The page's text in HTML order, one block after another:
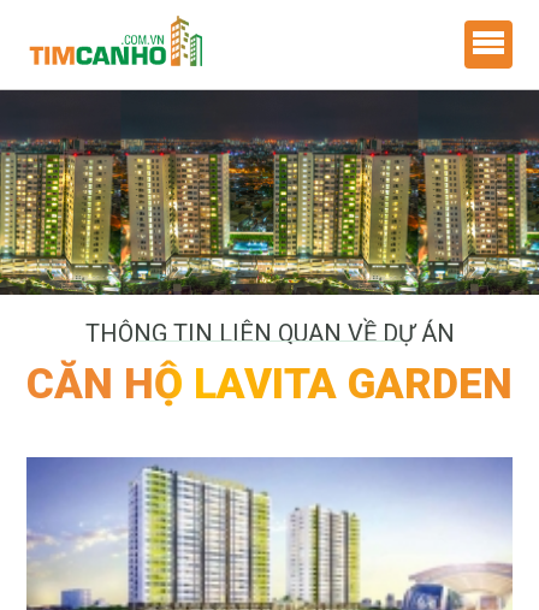
THÔNG TIN LIÊN QUAN VỀ DỰ ÁN
CĂN HỘ LAVITA GARDEN